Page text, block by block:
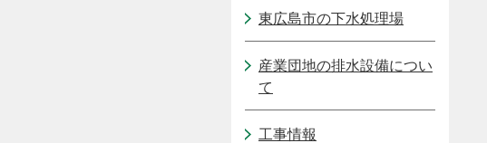
東広島市の下水処理場
産業団地の排水設備につい
て
工事情報